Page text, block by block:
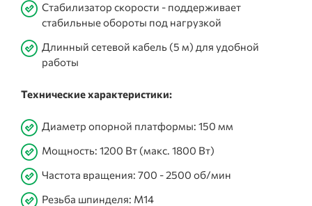
Стабилизатор скорости - поддерживает
стабильные обороты под нагрузкой
Длинный сетевой кабель (5 м) для удобной
работы
Технические характеристики:
Диаметр опорной платформы: 150 мм
Мощность: 1200 Вт (макс. 1800 Вт)
Частота вращения: 700 - 2500 об/мин
Резьба шпинделя: M14